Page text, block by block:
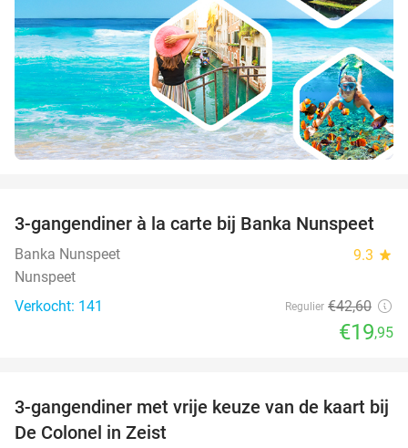
53%
3-gangendiner à la carte bij Banka Nunspeet
Banka Nunspeet 9.3 star
Nunspeet
Verkocht: 141
Regulier €42,60
€19,95
33%
3-gangendiner met vrije keuze van de kaart bij
De Colonel in Zeist